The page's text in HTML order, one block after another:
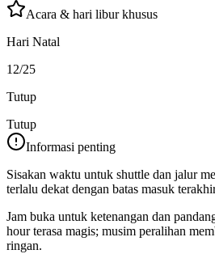
Acara & hari libur khusus
Hari Natal
12/25
Tutup
Tutup
Informasi penting
Sisakan waktu untuk shuttle dan jalur
terlalu dekat dengan batas masuk
Jam buka untuk ketenangan dan
hour terasa magis; musim peralihan
ringan.